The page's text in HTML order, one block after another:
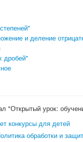
и деление
дробей"
"Открытый урок:
конкурсы для детей
обработки и